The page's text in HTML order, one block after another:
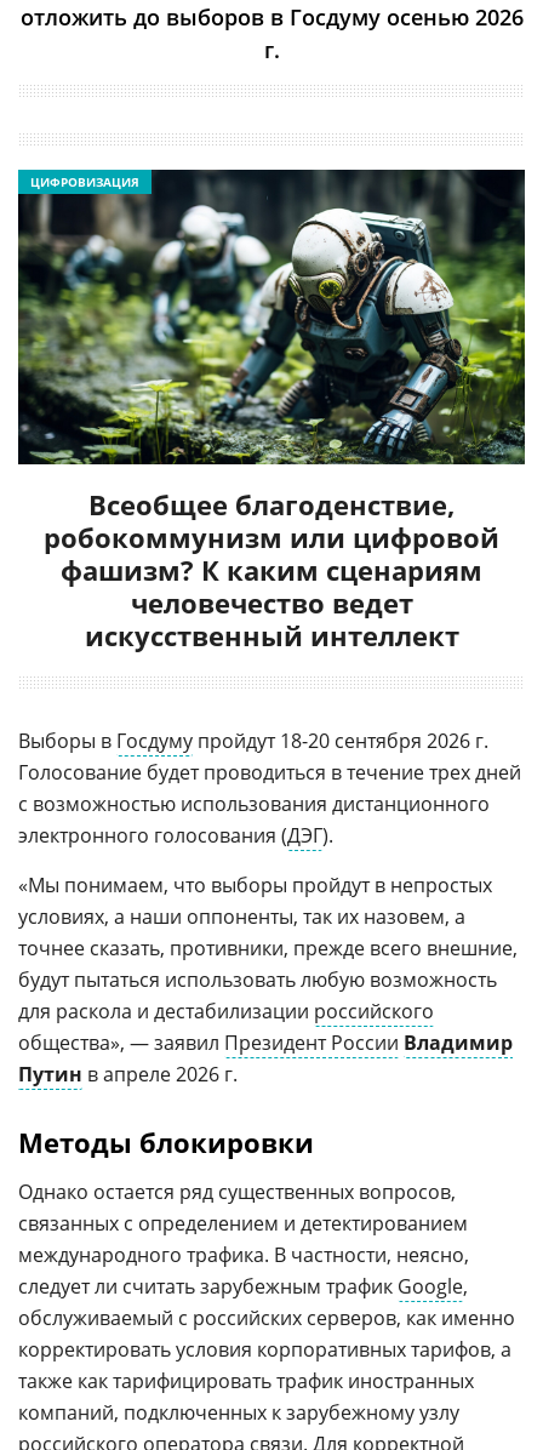
отложить до выборов в Госдуму осенью 2026
г.
Всеобщее благоденствие,
робокоммунизм или цифровой
фашизм? К каким сценариям
человечество ведет
искусственный интеллект
ЦИФРОВИЗАЦИЯ
Выборы в Госдуму пройдут 18-20 сентября 2026 г.
Голосование будет проводиться в течение трех дней
с возможностью использования дистанционного
электронного голосования (ДЭГ).
«Мы понимаем, что выборы пройдут в непростых
условиях, а наши оппоненты, так их назовем, а
точнее сказать, противники, прежде всего внешние,
будут пытаться использовать любую возможность
для раскола и дестабилизации российского
общества», — заявил Президент России Владимир
Путин в апреле 2026 г.
Методы блокировки
Однако остается ряд существенных вопросов,
связанных с определением и детектированием
международного трафика. В частности, неясно,
следует ли считать зарубежным трафик Google,
обслуживаемый с российских серверов, как именно
корректировать условия корпоративных тарифов, а
также как тарифицировать трафик иностранных
компаний, подключенных к зарубежному узлу
российского оператора связи. Для корректной